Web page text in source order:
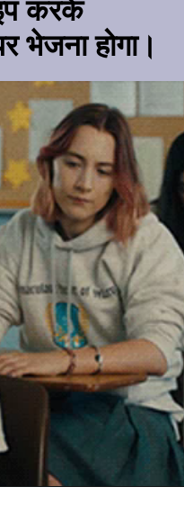
करके
होगा।